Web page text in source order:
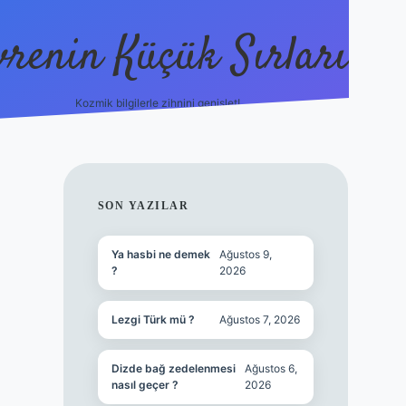
Küçük Sırları
Kozmik bilgilerle zihnini genişlet!
SIDEBAR
SON YAZILAR
Ya hasbi ne demek
?
Ağustos 9,
2026
Lezgi Türk mü ? Ağustos 7, 2026
Dizde bağ zedelenmesi
nasıl geçer ?
Ağustos 6,
2026
betci ilbet yeni